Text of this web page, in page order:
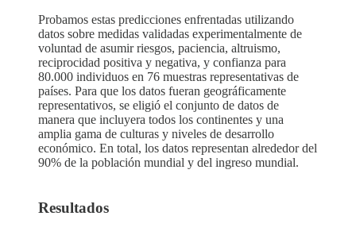
Probamos estas predicciones enfrentadas utilizando
datos sobre medidas validadas experimentalmente de
voluntad de asumir riesgos, paciencia, altruismo,
reciprocidad positiva y negativa, y confianza para
80.000 individuos en 76 muestras representativas de
países. Para que los datos fueran geográficamente
representativos, se eligió el conjunto de datos de
manera que incluyera todos los continentes y una
amplia gama de culturas y niveles de desarrollo
económico. En total, los datos representan alrededor del
90% de la población mundial y del ingreso mundial.
Resultados